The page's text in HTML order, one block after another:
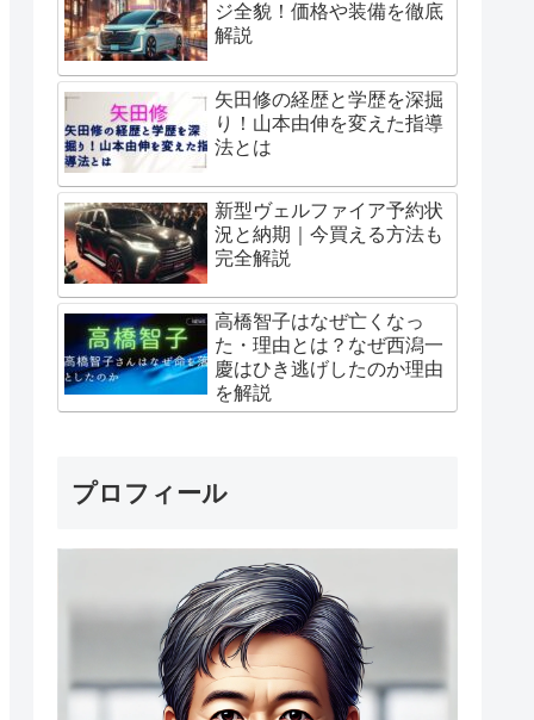
ジ全貌！価格や装備を徹底
解説
矢田修の経歴と学歴を深掘
り！山本由伸を変えた指導
法とは
新型ヴェルファイア予約状
況と納期｜今買える方法も
完全解説
高橋智子はなぜ亡くなっ
た・理由とは？なぜ西潟一
慶はひき逃げしたのか理由
を解説
プロフィール